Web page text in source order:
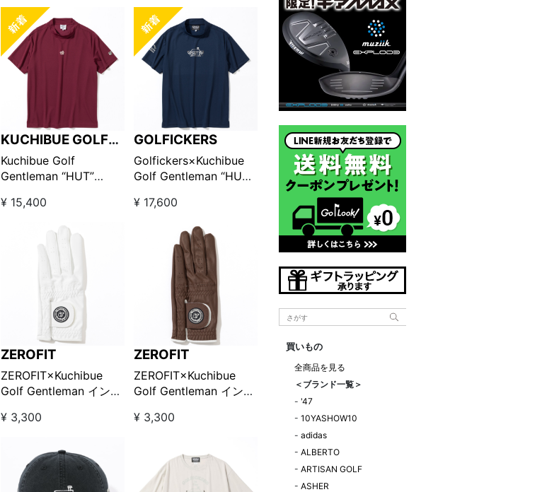
ゴピンク
KUCHIBUE GOLF
GENTLEMAN
Kuchibue Golf
Gentleman “HUT”
ックネック バーガンデ
¥ 15,400
GOLFICKERS
Golfickers×Kuchibue
Golf Gentleman “HUT”
ックネック ネイビー
¥ 17,600
ZEROFIT
ZEROFIT×Kuchibue
Golf Gentleman インス
ブ-左手用 / ホワイト
¥ 3,300
ZEROFIT
ZEROFIT×Kuchibue
Golf Gentleman インス
ブ-左手用 / ブラウン
¥ 3,300
買いもの
全商品を見る
＜ブランド一覧＞
- '47
- 10YASHOW10
- adidas
- ALBERTO
- ARTISAN GOLF
- ASHER